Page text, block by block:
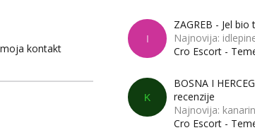
kontakt
I
ZAGREB - Jel bio
Najnovija:
Cro Escort -
K
BOSNA I
recenzije
Najnovija:
Cro Escort -